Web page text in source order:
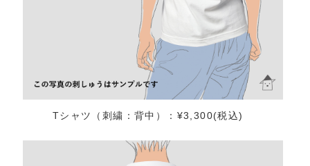
Tシャツ（刺繍：背中）：¥3,300(税込)